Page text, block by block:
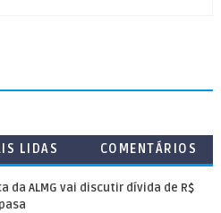
LIDAS COMENTÁRIOS
da ALMG vai discutir dívida de R$